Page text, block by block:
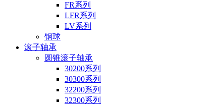
FR系列
LFR系列
LV系列
钢球
滚子轴承
圆锥滚子轴承
30200系列
30300系列
32200系列
32300系列